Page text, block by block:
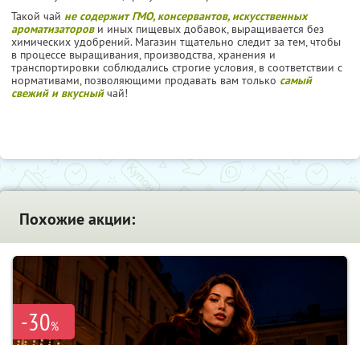
Такой чай не содержит ГМО, консервантов, искусственных
ароматизаторови иных пищевых добавок, выращивается без
химических удобрений. Магазин тщательно следит за тем, чтобы
в процессе выращивания, производства, хранения и
транспортировки соблюдались строгие условия, в соответствии с
нормативами, позволяющими продавать вам только самый
свежий и вкусныйчай!
Похожие акции:
-30%